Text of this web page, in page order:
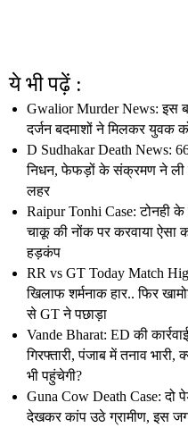
ये भी पढ़ें :
Gwalior Murder News: इस
दर्जन बदमाशों ने मिलकर युवक
D Sudhakar Death News:
निधन, फेफड़ों के संक्रमण ने ली
लहर
Raipur Tonhi Case: टोनही
चाकू की नोंक पर करवाया ऐसा
हड़कंप
RR vs GT Today Match
खिलाफ शर्मनाक हार.. फिर
से GT ने पछाड़ा
Vande Bharat: ED की
गिरफ्तारी, पंजाब में तनाव
भी पहुंचेगी?
Guna Cow Death Case: दो
देखकर कांप उठे ग्रामीण, इस